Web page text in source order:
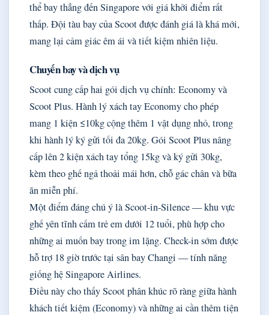
thể bay thẳng đến Singapore với giá khởi điểm rất
thấp. Đội tàu bay của Scoot được đánh giá là khá mới,
mang lại cảm giác êm ái và tiết kiệm nhiên liệu.
Chuyến bay và dịch vụ
Scoot cung cấp hai gói dịch vụ chính: Economy và
Scoot Plus. Hành lý xách tay Economy cho phép
mang 1 kiện ≤10kg cộng thêm 1 vật dụng nhỏ, trong
khi hành lý ký gửi tối đa 20kg. Gói Scoot Plus nâng
cấp lên 2 kiện xách tay tổng 15kg và ký gửi 30kg,
kèm theo ghế ngả thoải mái hơn, chỗ gác chân và bữa
ăn miễn phí.
Một điểm đáng chú ý là Scoot-in-Silence — khu vực
ghế yên tĩnh cấm trẻ em dưới 12 tuổi, phù hợp cho
những ai muốn bay trong im lặng. Check-in sớm được
hỗ trợ 18 giờ trước tại sân bay Changi — tính năng
giống hệ Singapore Airlines.
Điều này cho thấy Scoot phân khúc rõ ràng giữa hành
khách tiết kiệm (Economy) và những ai cần thêm tiện